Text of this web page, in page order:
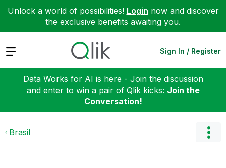
Unlock a world of possibilities! Login now and discover
the exclusive benefits awaiting you.
Expand Sign In / Register
Data Works for AI is here - Join the discussion
and enter to win a pair of Qlik kicks: Join the
Conversation!
Brasil